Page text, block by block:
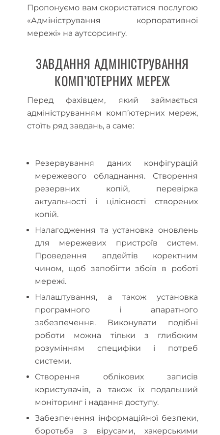
Пропонуємо вам скористатися послугою
«Адміністрування корпоративної
мережі» на аутсорсингу.
ЗАВДАННЯ АДМІНІСТРУВАННЯ
КОМП’ЮТЕРНИХ МЕРЕЖ
Перед фахівцем, який займається
адмініструванням комп’ютерних мереж,
стоїть ряд завдань, а саме:
Резервування даних конфігурацій
мережевого обладнання. Створення
резервних копій, перевірка
актуальності і цілісності створених
копій.
Налагодження та установка оновлень
для мережевих пристроїв систем.
Проведення апдейтів коректним
чином, щоб запобігти збоїв в роботі
мережі.
Налаштування, а також установка
програмного і апаратного
забезпечення. Виконувати подібні
роботи можна тільки з глибоким
розумінням специфіки і потреб
системи.
Створення облікових записів
користувачів, а також їх подальший
моніторинг і надання доступу.
Забезпечення інформаційної безпеки,
боротьба з вірусами, хакерськими